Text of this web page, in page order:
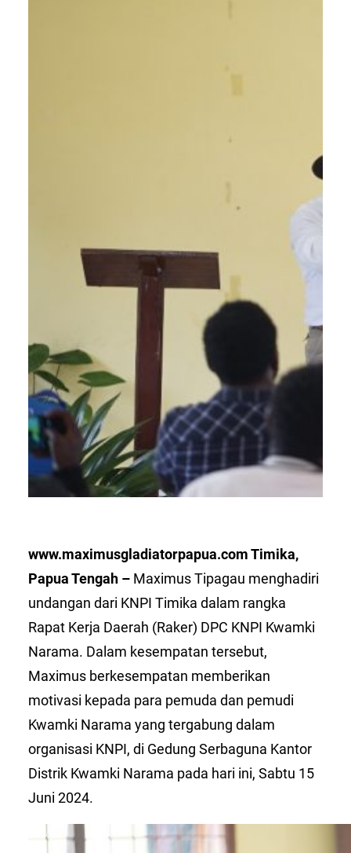
www.maximusgladiatorpapua.comTimika,
Papua Tengah – Maximus Tipagau menghadiri
undangan dari KNPI Timika dalam rangka
Rapat Kerja Daerah (Raker) DPC KNPI Kwamki
Narama. Dalam kesempatan tersebut,
Maximus berkesempatan memberikan
motivasi kepada para pemuda dan pemudi
Kwamki Narama yang tergabung dalam
organisasi KNPI, di Gedung Serbaguna Kantor
Distrik Kwamki Narama pada hari ini, Sabtu 15
Juni 2024.